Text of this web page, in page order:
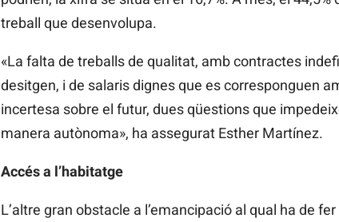
treball que desenvolupa.
«La falta de treballs de qualitat, amb contractes
desitgen, i de salaris dignes que es corresponguen
incertesa sobre el futur, dues qüestions que
manera autònoma», ha assegurat Esther Martínez.
Accés a l’habitatge
L’altre gran obstacle a l’emancipació al qual ha de